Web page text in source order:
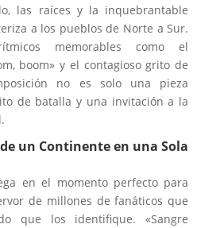
las raíces y la inquebrantable
a los pueblos de Norte a Sur.
memorables como el
boom» y el contagioso grito de
no es solo una pieza
de batalla y una invitación a la
un Continente en una Sola
en el momento perfecto para
de millones de fanáticos que
que los identifique. «Sangre